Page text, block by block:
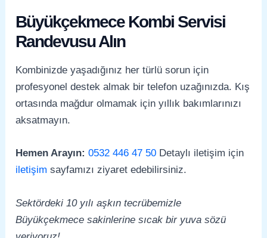
Büyükçekmece Kombi Servisi
Randevusu Alın
Kombinizde yaşadığınız her türlü sorun için
profesyonel destek almak bir telefon uzağınızda. Kış
ortasında mağdur olmamak için yıllık bakımlarınızı
aksatmayın.
Hemen Arayın: 0532 446 47 50 Detaylı iletişim için
iletişim sayfamızı ziyaret edebilirsiniz.
Sektördeki 10 yılı aşkın tecrübemizle
Büyükçekmece sakinlerine sıcak bir yuva sözü